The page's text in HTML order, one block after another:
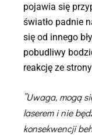
pojawia się
światło padnie
się od innego
pobudliwy
reakcję ze
”Uwaga, mogą
laserem i nie
konsekwencji